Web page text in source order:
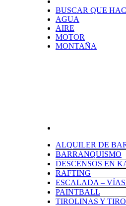
BUSCAR QUE
AGUA
AIRE
MOTOR
MONTAÑA
ALQUILER DE
BARRANQUISMO
DESCENSOS EN
RAFTING
ESCALADA – VÍAS
PAINTBALL
TIROLINAS Y